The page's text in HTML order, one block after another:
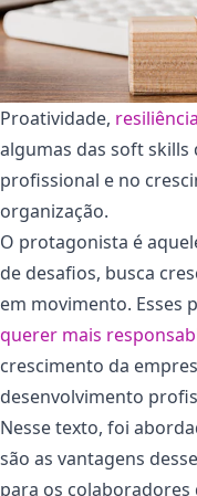
Proatividade, resiliência
algumas das soft
profissional e no
organização.
O protagonista é
de desafios, busca
em movimento. Esses
querer mais
crescimento da
desenvolvimento
Nesse texto, foi
são as vantagens
para os